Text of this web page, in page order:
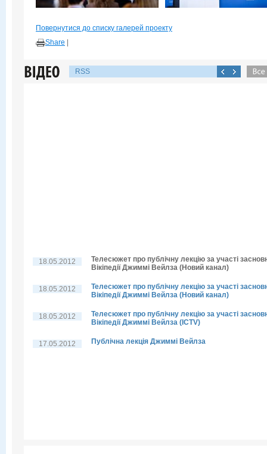
Повернутися до списку галерей проекту
Share
RSS
18.05.2012
Телесюжет про публічну лекцію за участі
Вікіпедії Джиммі Вейлза (Новий канал)
18.05.2012
Телесюжет про публічну лекцію за участі
Вікіпедії Джиммі Вейлза (Новий канал)
18.05.2012
Телесюжет про публічну лекцію за участі
Вікіпедії Джиммі Вейлза (ICTV)
17.05.2012 Публічна лекція Джиммі Вейлза